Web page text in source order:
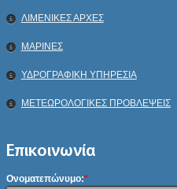
ΛΙΜΕΝΙΚΕΣ ΑΡΧΕΣ
ΜΑΡΙΝΕΣ
ΥΔΡΟΓΡΑΦΙΚΗ ΥΠΗΡΕΣΙΑ
ΜΕΤΕΩΡΟΛΟΓΙΚΕΣ ΠΡΟΒΛΕΨΕΙΣ
Επικοινωνία
Ονοματεπώνυμο:*